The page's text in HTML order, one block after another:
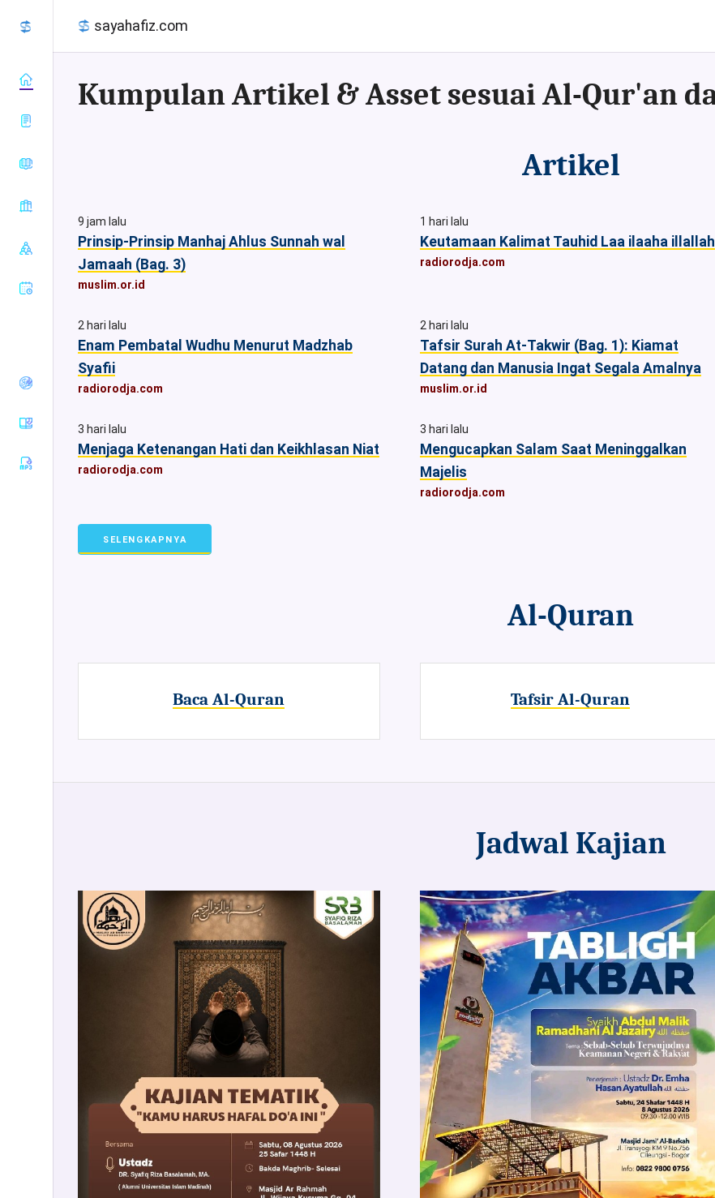
sayahafiz.com
muslim.or.id
nasehat.net
radiorodja.com
rumaysho.com
Sunan Abu
Sunan an-
Sunan Ibnu
Artikel
9 jam lalu
Prinsip-Prinsip Manhaj Ahlus Sunnah wal
Jamaah (Bag. 3)
muslim.or.id
1 hari lalu
Keutamaan Kalimat Tauhid Laa ilaaha illallah
radiorodja.com
2 hari lalu
Enam Pembatal Wudhu Menurut Madzhab
Syafii
radiorodja.com
2 hari lalu
Tafsir Surah At-Takwir (Bag. 1): Kiamat
Datang dan Manusia Ingat Segala Amalnya
muslim.or.id
3 hari lalu
Menjaga Ketenangan Hati dan Keikhlasan Niat
radiorodja.com
3 hari lalu
Mengucapkan Salam Saat Meninggalkan
Majelis
radiorodja.com
SELENGKAPNYA
Al-Quran
Baca Al-Quran Tafsir Al-Quran
Jadwal Kajian